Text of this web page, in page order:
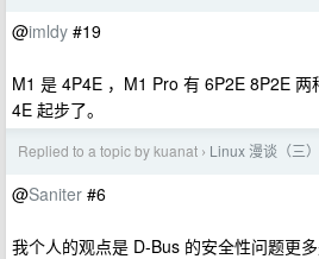
@imldy #19
M1 是 4P4E ，M1 Pro 有 6P2E 8P2E
4E 起步了。
Replied to a topic by kuanat › Linux 漫谈（三）
@Saniter #6
我个人的观点是 D-Bus 的安全性问题更